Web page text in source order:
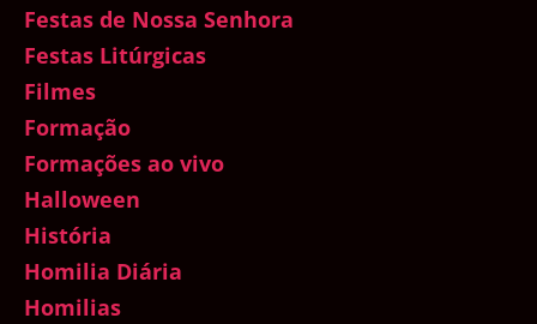
Festas de Nossa Senhora
Festas Litúrgicas
Filmes
Formação
Formações ao vivo
Halloween
História
Homilia Diária
Homilias